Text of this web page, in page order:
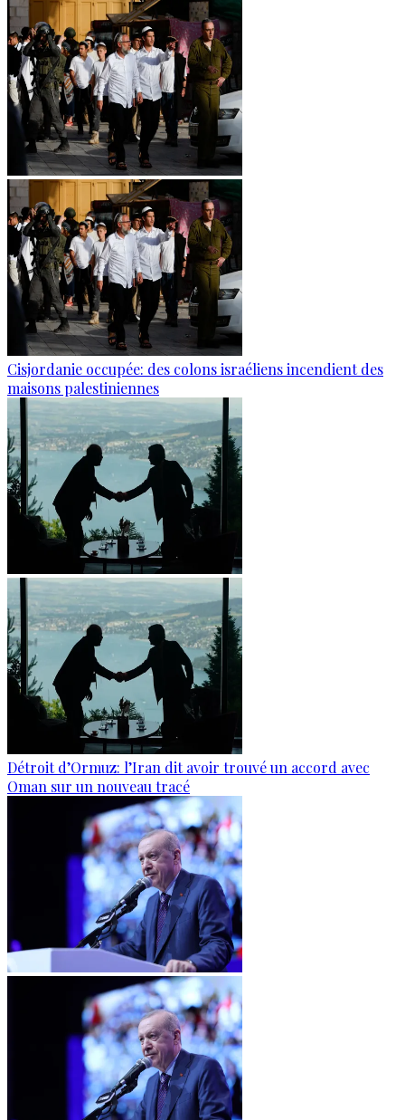
Cisjordanie occupée: des colons israéliens incendient des
maisons palestiniennes
Détroit d’Ormuz: l’Iran dit avoir trouvé un accord avec
Oman sur un nouveau tracé